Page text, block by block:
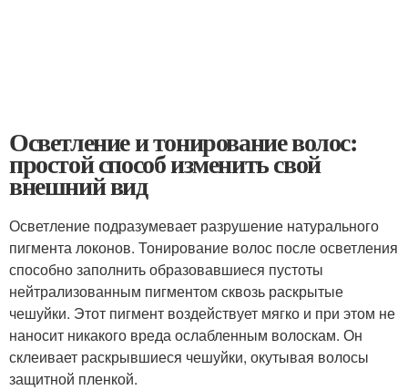
Осветление и тонирование волос:
простой способ изменить свой
внешний вид
Осветление подразумевает разрушение натурального
пигмента локонов. Тонирование волос после осветления
способно заполнить образовавшиеся пустоты
нейтрализованным пигментом сквозь раскрытые
чешуйки. Этот пигмент воздействует мягко и при этом не
наносит никакого вреда ослабленным волоскам. Он
склеивает раскрывшиеся чешуйки, окутывая волосы
защитной пленкой.